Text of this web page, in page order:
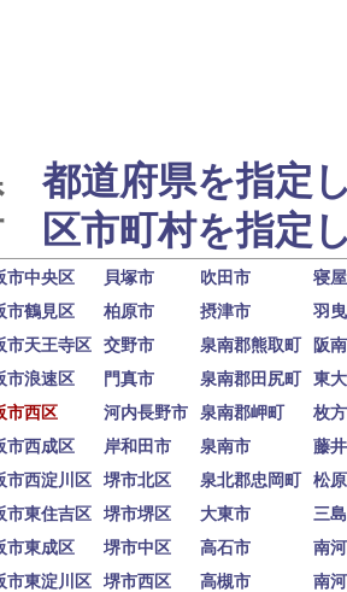
都道府県を指定
区市町村を指定
市中央区 貝塚市 吹田市
寝
市鶴見区 柏原市 摂津市
羽
市天王寺区 交野市 泉南郡熊取町
阪
市浪速区 門真市 泉南郡田尻町
東
市西区 河内長野市 泉南郡岬町
枚
市西成区 岸和田市 泉南市
藤
市西淀川区 堺市北区 泉北郡忠岡町
松
市東住吉区 堺市堺区 大東市
三
市東成区 堺市中区 高石市
南
市東淀川区 堺市西区 高槻市
南